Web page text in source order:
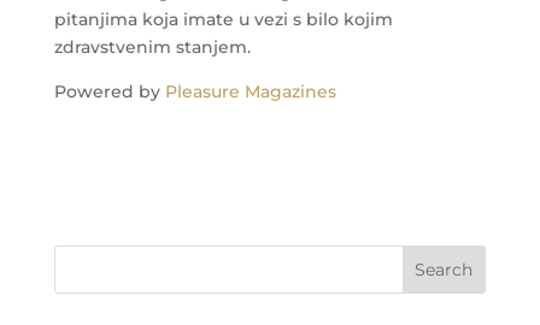
pitanjima koja imate u vezi s bilo kojim
zdravstvenim stanjem.
Powered by Pleasure Magazines